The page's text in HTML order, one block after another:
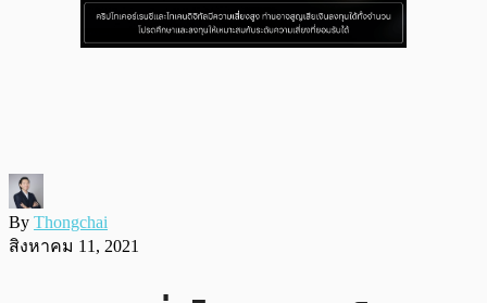
By Thongchai
สิงหาคม 11, 2021